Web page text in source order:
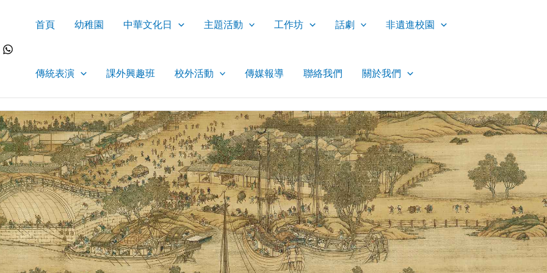
首頁 幼稚園 中華文化日 主題活動 工作坊 話劇 非遺進校園
傳統表演 課外興趣班 校外活動 傳媒報導 聯絡我們 關於我們